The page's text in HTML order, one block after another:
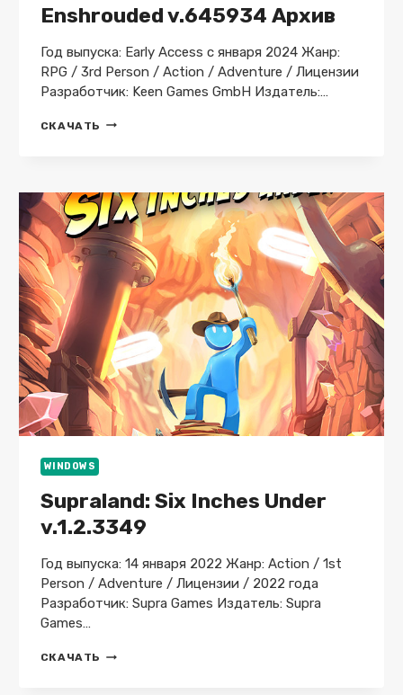
Enshrouded v.645934 Архив
Год выпуска: Early Access с января 2024 Жанр:
RPG / 3rd Person / Action / Adventure / Лицензии
Разработчик: Keen Games GmbH Издатель:…
СКАЧАТЬ ENSHROUDED
WINDOWS
Supraland: Six Inches Under
v.1.2.3349
Год выпуска: 14 января 2022 Жанр: Action / 1st
Person / Adventure / Лицензии / 2022 года
Разработчик: Supra Games Издатель: Supra
Games…
СКАЧАТЬ SUPRALAND: